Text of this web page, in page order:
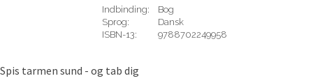
Indbinding:
Bog
Sprog:
Dansk
ISBN-13:
9788702249958
Spis tarmen sund - og tab dig